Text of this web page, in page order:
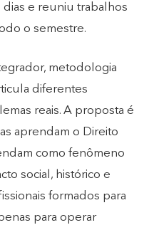
e reuniu trabalhos
o semestre.
metodologia
diferentes
reais. A proposta é
aprendam o Direito
como fenômeno
social, histórico e
formados para
para operar